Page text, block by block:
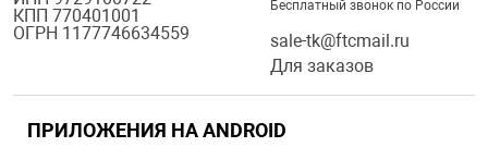
КПП 770401001
ОГРН 1177746634559
Бесплатный звонок по России
sale-tk@ftcmail.ru
Для заказов
ПРИЛОЖЕНИЯ НА ANDROID